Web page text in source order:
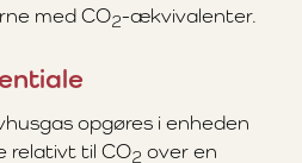
med CO2-ækvivalenter.
opgøres i enheden
relativt til CO2 over en